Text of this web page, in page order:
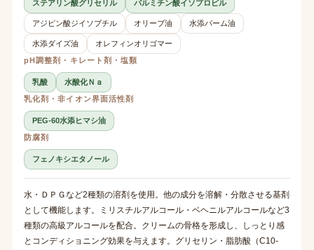
ステアリン酸グリセリル パルミチン酸イソプロピル
アジピン酸ジイソブチル オリーブ油 水添パーム油
水添ダイズ油
オレフィンオリゴマー
pH調整剤・キレート剤・塩類
乳酸
水酸化Ｎａ
乳化剤・非イオン界面活性剤
PEG-60水添ヒマシ油
防腐剤
フェノキシエタノール
水・ＤＰＧなど2種類の溶剤を使用。他の成分を溶解・分散させる基剤
として機能します。ミリスチルアルコール・ベヘニルアルコールなど3
種類の高級アルコールを配合。クリームの骨格を形成し、しっとり感
とコンディショニング効果を与えます。グリセリン・脂肪酸（C10-